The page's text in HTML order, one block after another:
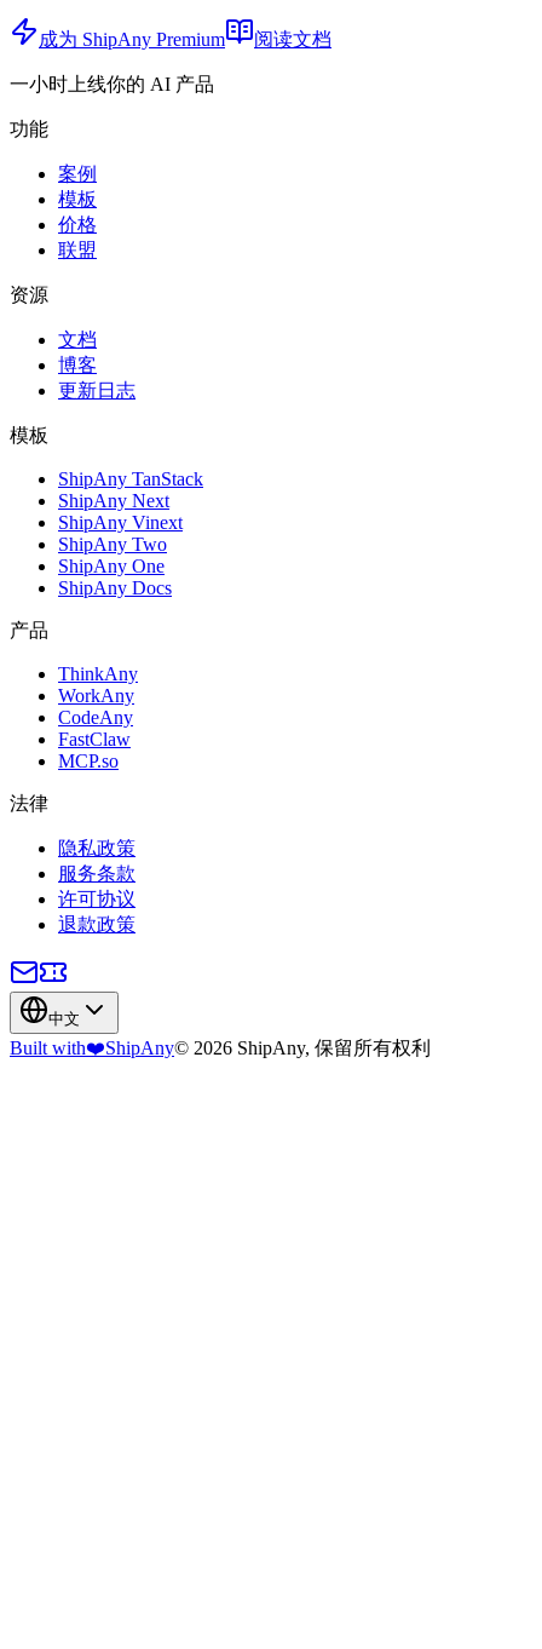
成为 ShipAny Premium 阅读文档
一小时上线你的 AI 产品
功能
案例
模板
价格
联盟
资源
文档
博客
更新日志
模板
ShipAny TanStack
ShipAny Next
ShipAny Vinext
ShipAny Two
ShipAny One
ShipAny Docs
产品
ThinkAny
WorkAny
CodeAny
FastClaw
MCP.so
法律
隐私政策
服务条款
许可协议
退款政策
中文
Built with❤️ShipAny© 2026 ShipAny, 保留所有权利